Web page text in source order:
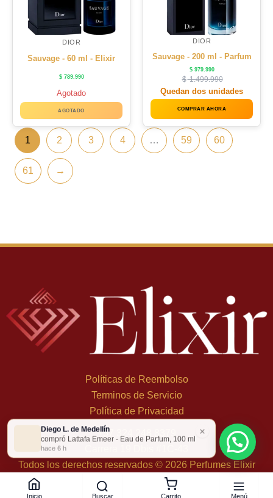
DIOR
Sauvage - 60 ml - Elixir
$789.990
Agotado
AGOTADO
DIOR
Sauvage - 200 ml - Parfum
$979.990
$1.499.990
Quedan dos unidades
COMPRAR AHORA
1 2 3 4 … 59 60
61 →
Políticas de Reembolso
Terminos de Servicio
Política de Privacidad
+57 324 248 8379
Todos los derechos reservados © 2026 Perfumes Elixir
Inicio Buscar Carrito Menú
Diego L. de Medellín
compró Lattafa Emeer - Eau de Parfum, 100 ml
hace 6 h
×